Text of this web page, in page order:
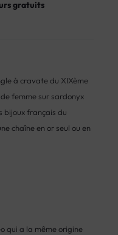
gratuits
à cravate du XIXème
femme sur sardonyx
bijoux français du
chaîne en or seul ou en
qui a la même origine